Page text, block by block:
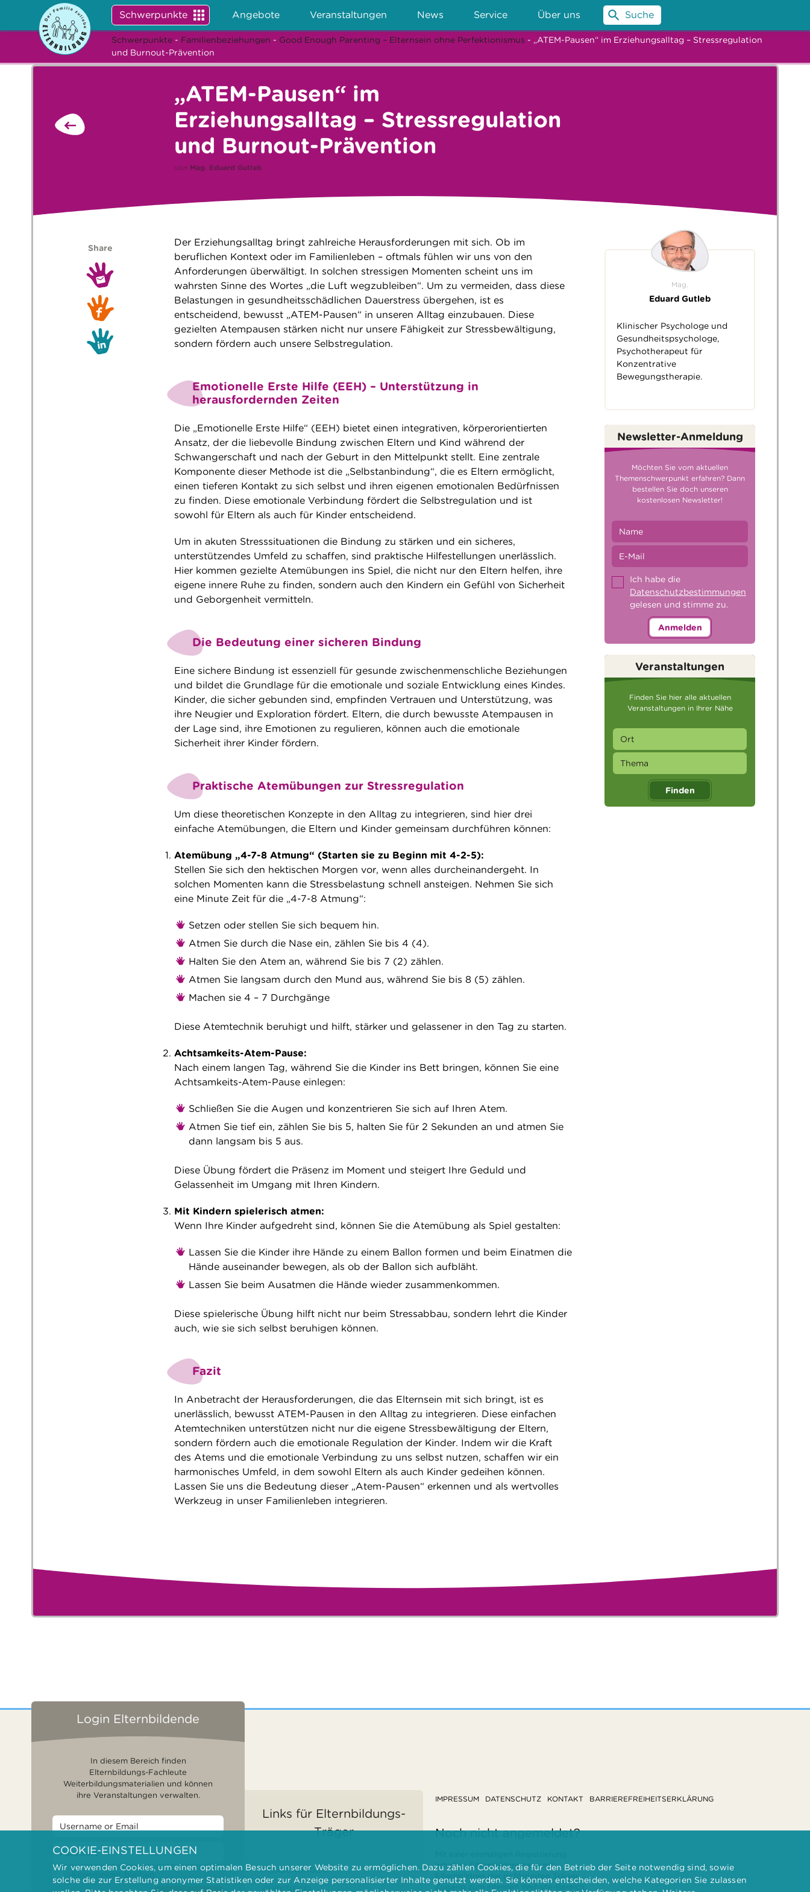
Schwerpunkte Angebote Veranstaltungen News Service Über uns Suche
Schwerpunkte - Familienbeziehungen - Good Enough Parenting – Elternsein ohne Perfektionismus - „ATEM-Pausen“ im Erziehungsalltag – Stressregulation
und Burnout-Prävention
„ATEM-Pausen“ im
Erziehungsalltag – Stressregulation
und Burnout-Prävention
von Mag. Eduard Gutleb
Der Erziehungsalltag bringt zahlreiche Herausforderungen mit sich. Ob im
beruflichen Kontext oder im Familienleben – oftmals fühlen wir uns von den
Anforderungen überwältigt. In solchen stressigen Momenten scheint uns im
wahrsten Sinne des Wortes „die Luft wegzubleiben“. Um zu vermeiden, dass diese
Belastungen in gesundheitsschädlichen Dauerstress übergehen, ist es
entscheidend, bewusst „ATEM-Pausen“ in unseren Alltag einzubauen. Diese
gezielten Atempausen stärken nicht nur unsere Fähigkeit zur Stressbewältigung,
sondern fördern auch unsere Selbstregulation.
Emotionelle Erste Hilfe (EEH) – Unterstützung in
herausfordernden Zeiten
Die „Emotionelle Erste Hilfe“ (EEH) bietet einen integrativen, körperorientierten
Ansatz, der die liebevolle Bindung zwischen Eltern und Kind während der
Schwangerschaft und nach der Geburt in den Mittelpunkt stellt. Eine zentrale
Komponente dieser Methode ist die „Selbstanbindung“, die es Eltern ermöglicht,
einen tieferen Kontakt zu sich selbst und ihren eigenen emotionalen Bedürfnissen
zu finden. Diese emotionale Verbindung fördert die Selbstregulation und ist
sowohl für Eltern als auch für Kinder entscheidend.
Um in akuten Stresssituationen die Bindung zu stärken und ein sicheres,
unterstützendes Umfeld zu schaffen, sind praktische Hilfestellungen unerlässlich.
Hier kommen gezielte Atemübungen ins Spiel, die nicht nur den Eltern helfen, ihre
eigene innere Ruhe zu finden, sondern auch den Kindern ein Gefühl von Sicherheit
und Geborgenheit vermitteln.
Die Bedeutung einer sicheren Bindung
Eine sichere Bindung ist essenziell für gesunde zwischenmenschliche Beziehungen
und bildet die Grundlage für die emotionale und soziale Entwicklung eines Kindes.
Kinder, die sicher gebunden sind, empfinden Vertrauen und Unterstützung, was
ihre Neugier und Exploration fördert. Eltern, die durch bewusste Atempausen in
der Lage sind, ihre Emotionen zu regulieren, können auch die emotionale
Sicherheit ihrer Kinder fördern.
Praktische Atemübungen zur Stressregulation
Um diese theoretischen Konzepte in den Alltag zu integrieren, sind hier drei
einfache Atemübungen, die Eltern und Kinder gemeinsam durchführen können:
Atemübung „4-7-8 Atmung“ (Starten sie zu Beginn mit 4-2-5):
Stellen Sie sich den hektischen Morgen vor, wenn alles durcheinandergeht. In
solchen Momenten kann die Stressbelastung schnell ansteigen. Nehmen Sie sich
eine Minute Zeit für die „4-7-8 Atmung“:
Setzen oder stellen Sie sich bequem hin.
Atmen Sie durch die Nase ein, zählen Sie bis 4 (4).
Halten Sie den Atem an, während Sie bis 7 (2) zählen.
Atmen Sie langsam durch den Mund aus, während Sie bis 8 (5) zählen.
Machen sie 4 – 7 Durchgänge
Diese Atemtechnik beruhigt und hilft, stärker und gelassener in den Tag zu starten.
Achtsamkeits-Atem-Pause:
Nach einem langen Tag, während Sie die Kinder ins Bett bringen, können Sie eine
Achtsamkeits-Atem-Pause einlegen:
Schließen Sie die Augen und konzentrieren Sie sich auf Ihren Atem.
Atmen Sie tief ein, zählen Sie bis 5, halten Sie für 2 Sekunden an und atmen Sie
dann langsam bis 5 aus.
Diese Übung fördert die Präsenz im Moment und steigert Ihre Geduld und
Gelassenheit im Umgang mit Ihren Kindern.
Mit Kindern spielerisch atmen:
Wenn Ihre Kinder aufgedreht sind, können Sie die Atemübung als Spiel gestalten:
Lassen Sie die Kinder ihre Hände zu einem Ballon formen und beim Einatmen die
Hände auseinander bewegen, als ob der Ballon sich aufbläht.
Lassen Sie beim Ausatmen die Hände wieder zusammenkommen.
Diese spielerische Übung hilft nicht nur beim Stressabbau, sondern lehrt die Kinder
auch, wie sie sich selbst beruhigen können.
Fazit
In Anbetracht der Herausforderungen, die das Elternsein mit sich bringt, ist es
unerlässlich, bewusst ATEM-Pausen in den Alltag zu integrieren. Diese einfachen
Atemtechniken unterstützen nicht nur die eigene Stressbewältigung der Eltern,
sondern fördern auch die emotionale Regulation der Kinder. Indem wir die Kraft
des Atems und die emotionale Verbindung zu uns selbst nutzen, schaffen wir ein
harmonisches Umfeld, in dem sowohl Eltern als auch Kinder gedeihen können.
Lassen Sie uns die Bedeutung dieser „Atem-Pausen“ erkennen und als wertvolles
Werkzeug in unser Familienleben integrieren.
Share
Mag.
Eduard Gutleb
Klinischer Psychologe und
Gesundheitspsychologe,
Psychotherapeut für
Konzentrative
Bewegungstherapie.
Newsletter-Anmeldung
Möchten Sie vom aktuellen
Themenschwerpunkt erfahren? Dann
bestellen Sie doch unseren
kostenlosen Newsletter!
Ich habe die
Datenschutzbestimmungen
gelesen und stimme zu.
Anmelden
Veranstaltungen
Finden Sie hier alle aktuellen
Veranstaltungen in Ihrer Nähe
Finden
Login Elternbildende
In diesem Bereich finden
Elternbildungs-Fachleute
Weiterbildungsmaterialien und können
ihre Veranstaltungen verwalten.
Angemeldet bleiben
Links für Elternbildungs-
Träger
FÖRDERUNGEN
GÜTESIEGEL
IMPRESSUM DATENSCHUTZ KONTAKT BARRIEREFREIHEITSERKLÄRUNG
Noch nicht angemeldet?
erhalten Elternbilderinnen und
Elternbildner der geförderten Träger
Zugang zum internen Website-Bereich.
COOKIE-EINSTELLUNGEN
Wir verwenden Cookies, um einen optimalen Besuch unserer Website zu ermöglichen. Dazu zählen Cookies, die für den Betrieb der Seite notwendig sind, sowie
solche die zur Erstellung anonymer Statistiken oder zur Anzeige personalisierter Inhalte genutzt werden. Sie können entscheiden, welche Kategorien Sie zulassen